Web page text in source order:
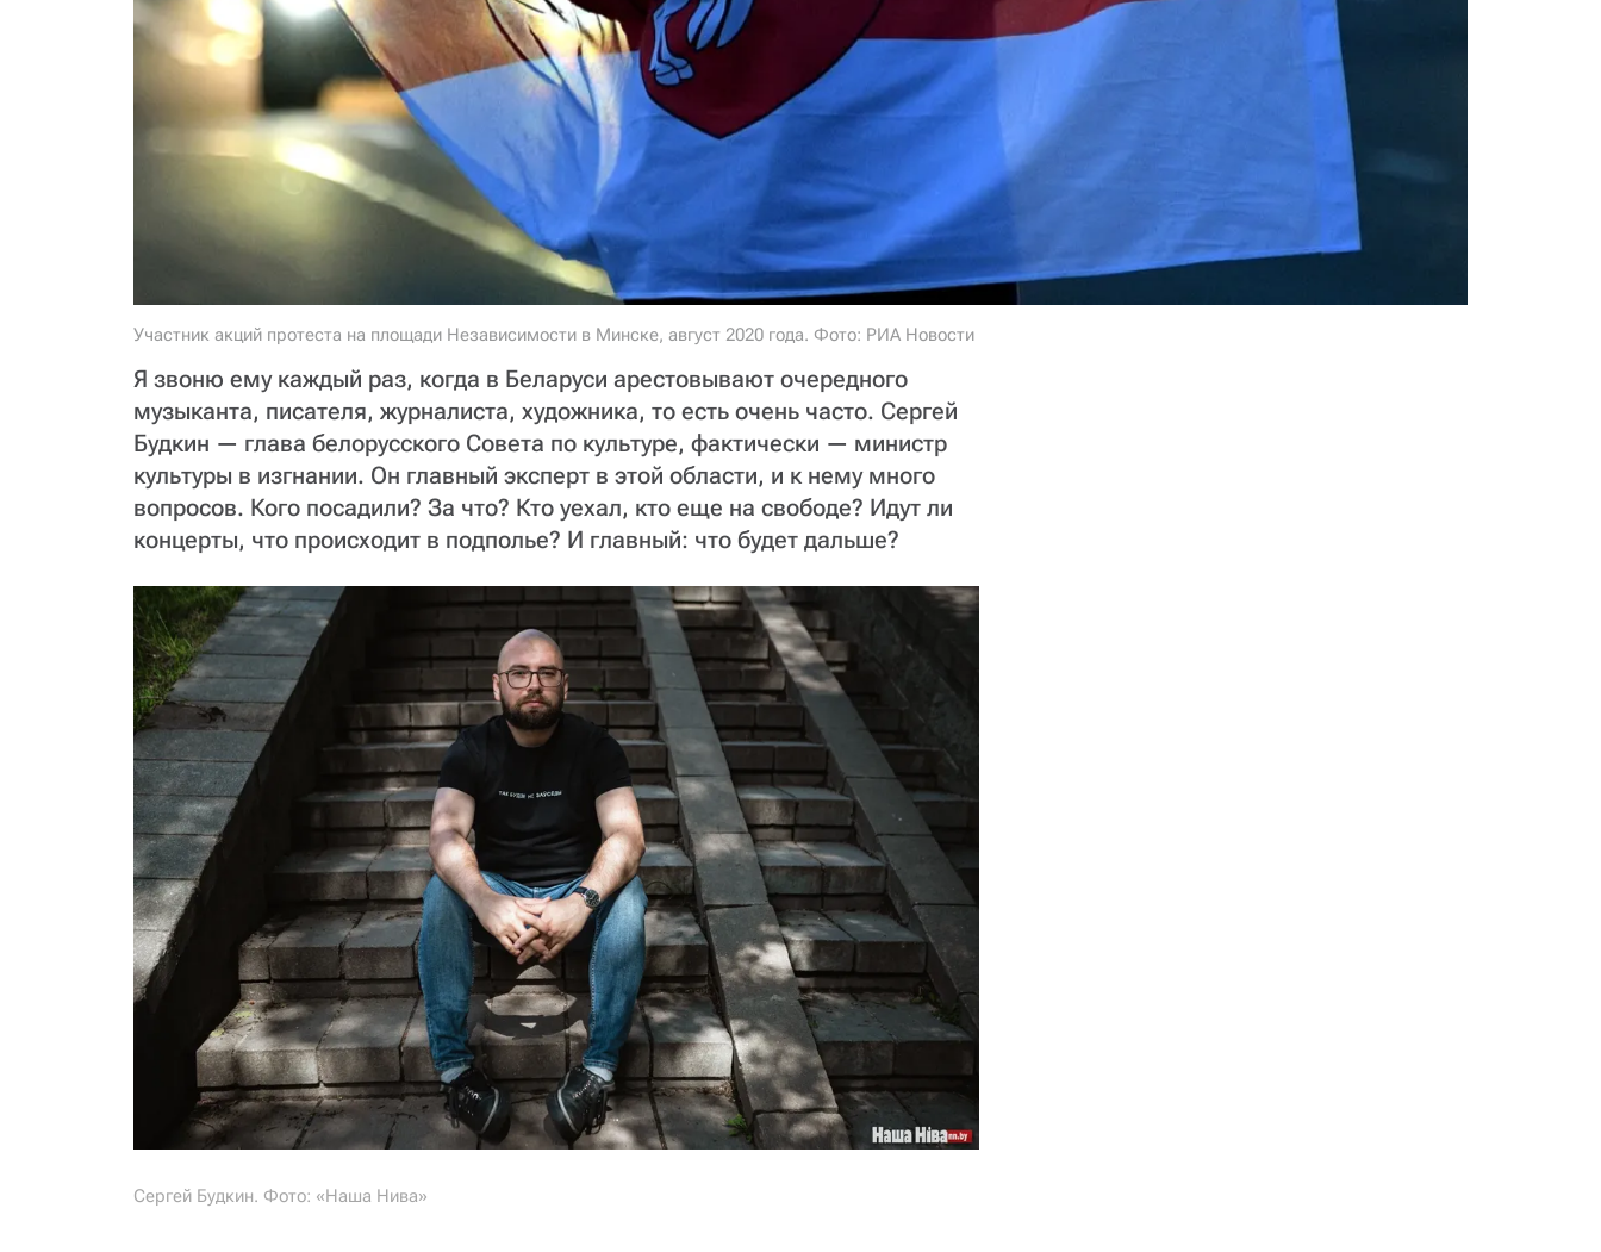
Участник акций протеста на площади Независимости в Минске, август 2020 года. Фото: РИА Новости
Я звоню ему каждый раз, когда в Беларуси арестовывают очередного
музыканта, писателя, журналиста, художника, то есть очень часто. Сергей
Будкин — глава белорусского Совета по культуре, фактически — министр
культуры в изгнании. Он главный эксперт в этой области, и к нему много
вопросов. Кого посадили? За что? Кто уехал, кто еще на свободе? Идут ли
концерты, что происходит в подполье? И главный: что будет дальше?
Сергей Будкин. Фото: «Наша Нива»